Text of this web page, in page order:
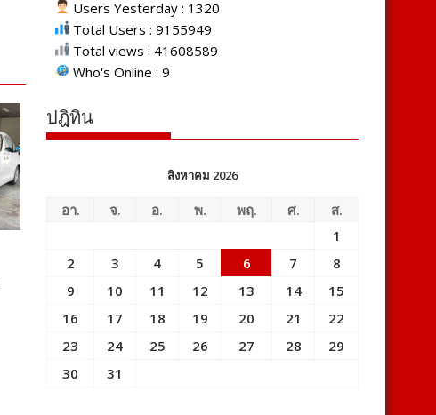
Users Yesterday : 1320
Total Users : 9155949
Total views : 41608589
Who's Online : 9
ปฎิทิน
สิงหาคม 2026
อา. จ. อ. พ. พฤ. ศ.
ส.
1
2
3 4 5 6 7
8
9
10 11 12 13 14
15
16
17 18 19 20 21
22
23
24 25 26 27 28
29
30
31